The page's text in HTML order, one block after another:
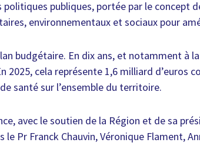
publiques, portée par le concept
environnementaux et sociaux pour
budgétaire. En dix ans, et notamment à
cela représente 1,6 milliard d’euros
santé sur l’ensemble du territoire.
avec le soutien de la Région et de sa
Pr Franck Chauvin, Véronique Flament,